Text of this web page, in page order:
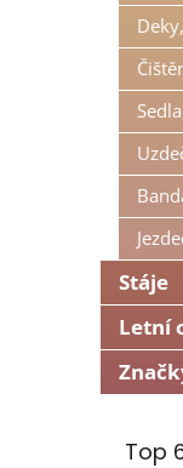
Stáje
Letní
Top